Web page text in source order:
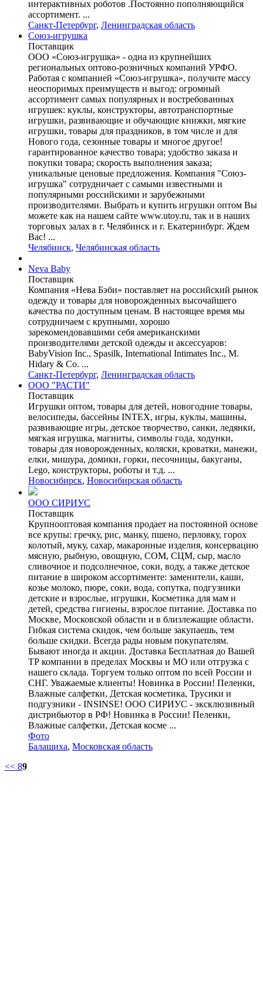
интерактивных роботов .Постоянно пополняющийся
ассортимент. ...
Санкт-Петербург, Ленинградская область
Союз-игрушка
Поставщик
ООО «Союз-игрушка» - одна из крупнейших
региональных оптово-розничных компаний УРФО.
Работая с компанией «Союз-игрушка», получите массу
неоспоримых преимуществ и выгод: огромный
ассортимент самых популярных и востребованных
игрушек: куклы, конструкторы, автотранспортные
игрушки, развивающие и обучающие книжки, мягкие
игрушки, товары для праздников, в том числе и для
Нового года, сезонные товары и многое другое!
гарантированное качество товара; удобство заказа и
покупки товара; скорость выполнения заказа;
уникальные ценовые предложения. Компания "Союз-
игрушка" сотрудничает с самыми известными и
популярными российскими и зарубежными
производителями. Выбрать и купить игрушки оптом Вы
можете как на нашем сайте www.utoy.ru, так и в наших
торговых залах в г. Челябинск и г. Екатеринбург. Ждем
Вас! ...
Челябинск, Челябинская область
Neva Baby
Поставщик
Компания «Нева Бэби» поставляет на российский рынок
одежду и товары для новорожденных высочайшего
качества по доступным ценам. В настоящее время мы
сотрудничаем с крупными, хорошо
зарекомендовавшими себя американскими
производителями детской одежды и аксессуаров:
BabyVision Inc., Spasilk, International Intimates Inc., M.
Hidary & Co. ...
Санкт-Петербург, Ленинградская область
ООО "РАСТИ"
Поставщик
Игрушки оптом, товары для детей, новогодние товары,
велосипеды, бассейны INTEX, игры, куклы, машины,
развивающие игры, детское творчество, санки, ледянки,
мягкая игрушка, магниты, символы года, ходунки,
товары для новорожденных, коляски, кроватки, манежи,
елки, мишура, домики, горки, песочницы, бакуганы,
Lego, конструкторы, роботы и т.д. ...
Новосибирск, Новосибирская область
ООО СИРИУС
Поставщик
Крупнооптовая компания продает на постоянной основе
все крупы: гречку, рис, манку, пшено, перловку, горох
колотый, муку, сахар, макаронные изделия, консервацию
мясную, рыбную, овощную, СОМ, СЦМ, сыр, масло
сливочное и подсолнечное, соки, воду, а также детское
питание в широком ассортименте: заменители, каши,
козье молоко, пюре, соки, вода, сопутка, подгузники
детские и взрослые, игрушки, Косметика для мам и
детей, средства гигиены, взрослое питание. Доставка по
Москве, Московской области и в близлежащие области.
Гибкая система скидок, чем больше закупаешь, тем
больше скидки. Всегда рады новым покупателям.
Бывают иногда и акции. Доставка Бесплатная до Вашей
ТР компании в пределах Москвы и МО или отгрузка с
нашего склада. Торгуем только оптом по всей России и
СНГ. Уважаемые клиенты! Новинка в России! Пеленки,
Влажные салфетки, Детская косметика, Трусики и
подгузники - INSINSE! ООО СИРИУС - эксклюзивный
дистрибьютор в РФ! Новинка в России! Пеленки,
Влажные салфетки, Детская косме ...
Фото
Балашиха, Московская область
<< 89